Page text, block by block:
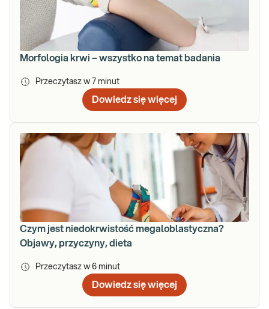
Morfologia krwi – wszystko na temat badania
Przeczytasz w 7 minut
Dowiedz się więcej
Czym jest niedokrwistość megaloblastyczna?
Objawy, przyczyny, dieta
Przeczytasz w 6 minut
Dowiedz się więcej